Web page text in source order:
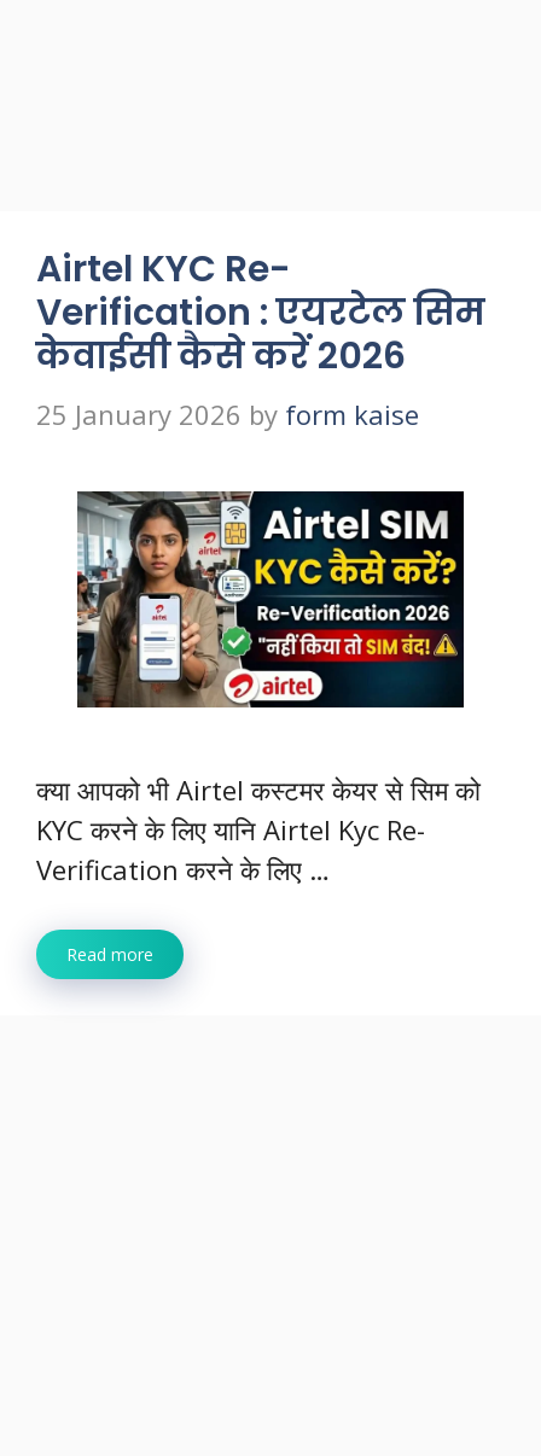
Airtel KYC Re-
Verification : एयरटेल सिम
केवाईसी कैसे करें 2026
25 January 2026 by form kaise
क्या आपको भी Airtel कस्टमर केयर से सिम को
KYC करने के लिए यानि Airtel Kyc Re-
Verification करने के लिए …
Read more